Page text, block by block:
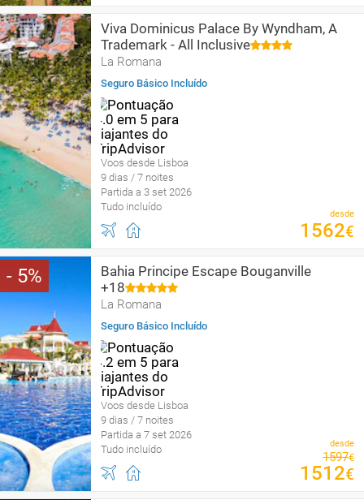
Viva Dominicus Palace By Wyndham, A
Trademark - All Inclusive
La Romana
Seguro Básico Incluído
Voos desde Lisboa
9 dias / 7 noites
Partida a 3 set 2026
Tudo incluído
desde
1562€
5
Bahia Principe Escape Bouganville
+18
La Romana
Seguro Básico Incluído
Voos desde Lisboa
9 dias / 7 noites
Partida a 7 set 2026
Tudo incluído
desde
1597€
1512€